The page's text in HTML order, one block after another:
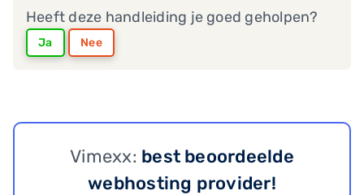
Heeft deze handleiding je goed geholpen?
Ja Nee
Vimexx: best beoordeelde
webhosting provider!